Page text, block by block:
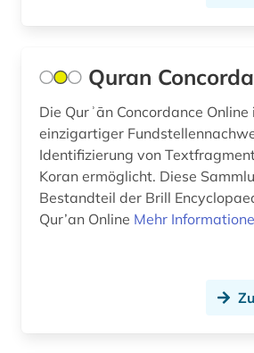
Quran
Die Qurʾān Concordance Online
einzigartiger
Identifizierung von
Koran ermöglicht. Diese
Bestandteil der Brill
Qur’an Online Mehr